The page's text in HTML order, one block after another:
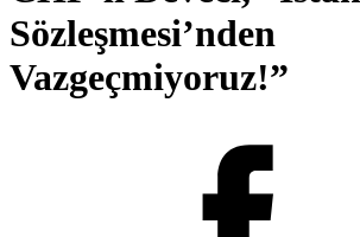
Sözleşmesi’nden
Vazgeçmiyoruz!”